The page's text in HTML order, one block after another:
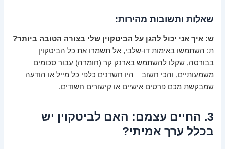
שאלות ותשובות מהירות:
ש: איך אני יכול להגן על הביטקוין שלי בצורה הטובה ביותר?
ת: השתמשו באימות דו-שלבי, אל תשמרו את כל הביטקוין
בבורסה, שקלו להשתמש בארנק קר (חומרה) עבור סכומים
משמעותיים, והכי חשוב – היו חשדנים כלפי כל מייל או הודעה
שמבקשת מכם פרטים אישיים או קישורים חשודים.
3. החיים עצמם: האם לביטקוין יש
בכלל ערך אמיתי?